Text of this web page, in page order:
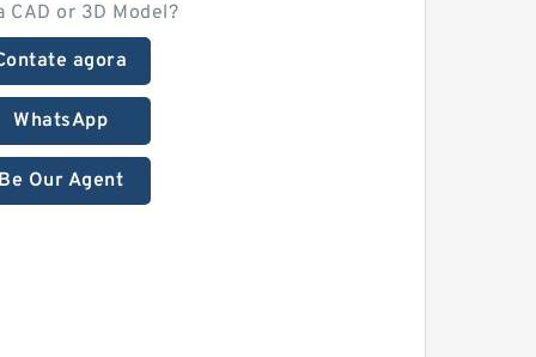
CAD or 3D Model?
agora
WhatsApp
Our Agent